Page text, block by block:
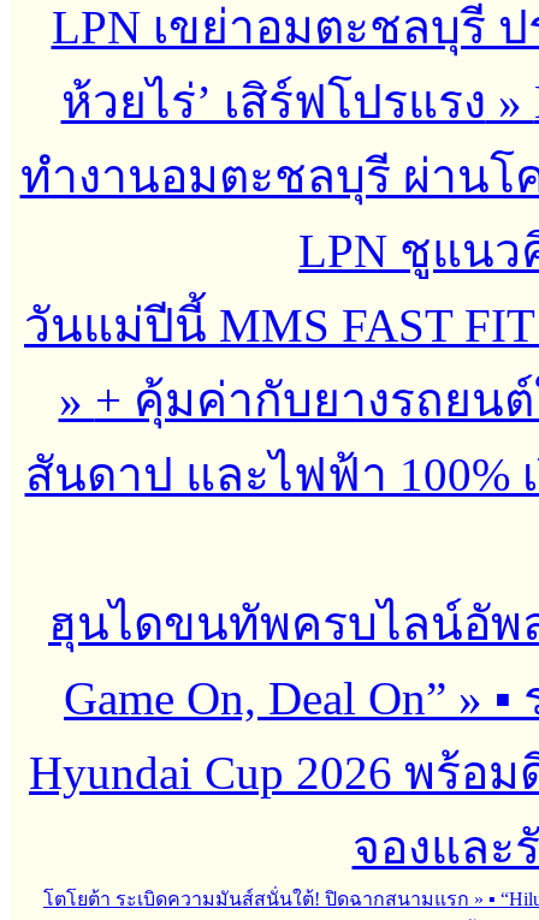
LPN เขย่าอมตะชลบุรี ป
ห้วยไร่’ เสิร์ฟโปรแรง »
ทำงานอมตะชลบุรี ผ่านโ
LPN ชูแนว
วันแม่ปีนี้ MMS FAST
» + คุ้มค่ากับยางรถยน
สันดาป และไฟฟ้า 100%
ฮุนไดขนทัพครบไลน์อัพ
Game On, Deal On” » ▪︎
Hyundai Cup 2026 พร้อ
จองและ
โตโยต้า ระเบิดความมันส์สนั่นใต้! ปิดฉากสนามแรก » ▪︎